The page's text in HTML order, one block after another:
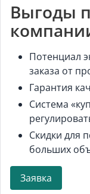
Выгоды
Потенциал
заказа от
Гарантия
Система
Скидки для
больших
Заявка